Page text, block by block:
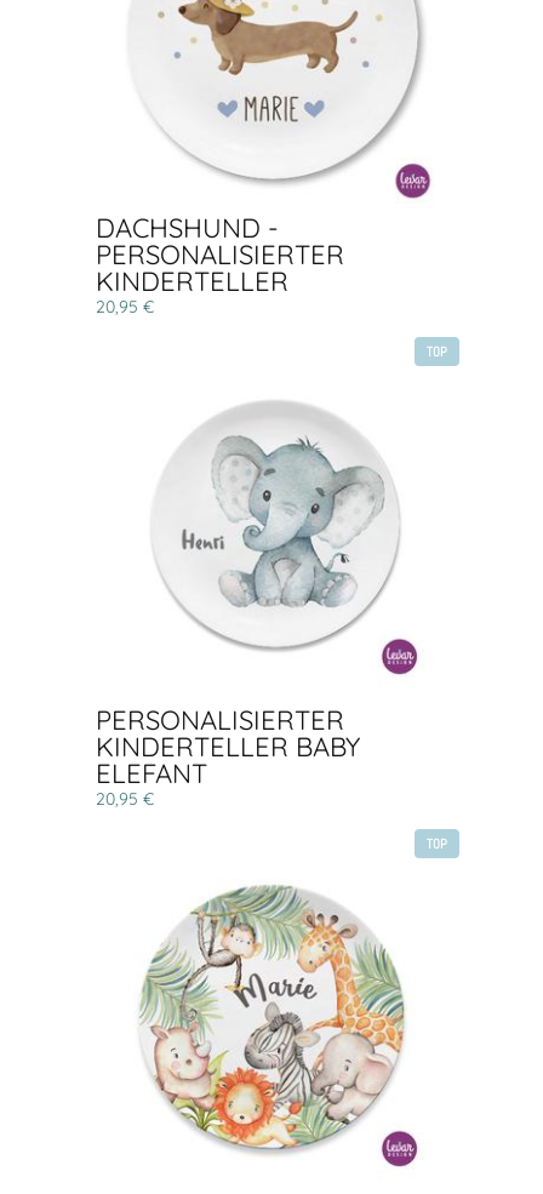
DACHSHUND -
PERSONALISIERTER
KINDERTELLER
20,95 €
TOP
PERSONALISIERTER
KINDERTELLER BABY
ELEFANT
20,95 €
TOP